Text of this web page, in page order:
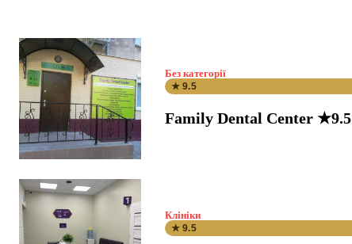
Без категорії
★ 9.5
Family Dental Center ★9.5
Клініки
★ 9.5